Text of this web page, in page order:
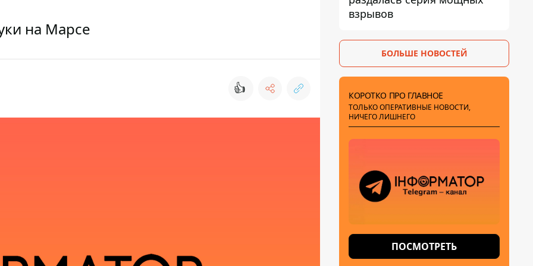
на Марсе
👍
взрывов
БОЛЬШЕ НОВОСТЕЙ
КОРОТКО ПРО ГЛАВНОЕ
ТОЛЬКО ОПЕРАТИВНЫЕ НОВОСТИ,
НИЧЕГО ЛИШНЕГО
ПОСМОТРЕТЬ